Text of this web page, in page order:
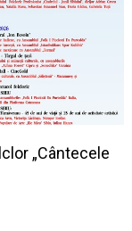
„Cântecele